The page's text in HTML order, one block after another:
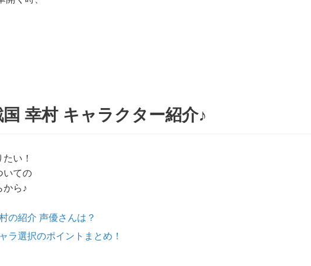
幸村 キャラクター紹介♪
い！
いての
から♪
の紹介 声優さんは？
ラ選択のポイントまとめ！